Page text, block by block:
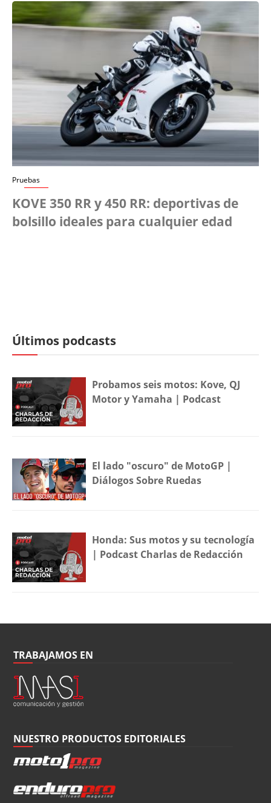
Pruebas
KOVE 350 RR y 450 RR: deportivas de
bolsillo ideales para cualquier edad
Últimos podcasts
Probamos seis motos: Kove, QJ
Motor y Yamaha | Podcast
El lado "oscuro" de MotoGP |
Diálogos Sobre Ruedas
Honda: Sus motos y su tecnología
| Podcast Charlas de Redacción
TRABAJAMOS EN
NUESTRO PRODUCTOS EDITORIALES